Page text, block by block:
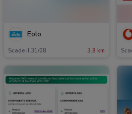
Eolo
Scade il 31/08 3.8 km